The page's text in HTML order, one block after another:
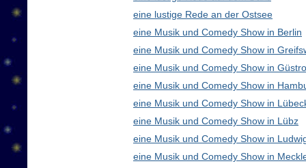
eine lustige Rede an der Ostsee
eine Musik und Comedy Show in Berlin
eine Musik und Comedy Show in
eine Musik und Comedy Show in
eine Musik und Comedy Show in
eine Musik und Comedy Show in
eine Musik und Comedy Show in Lübz
eine Musik und Comedy Show in
eine Musik und Comedy Show in